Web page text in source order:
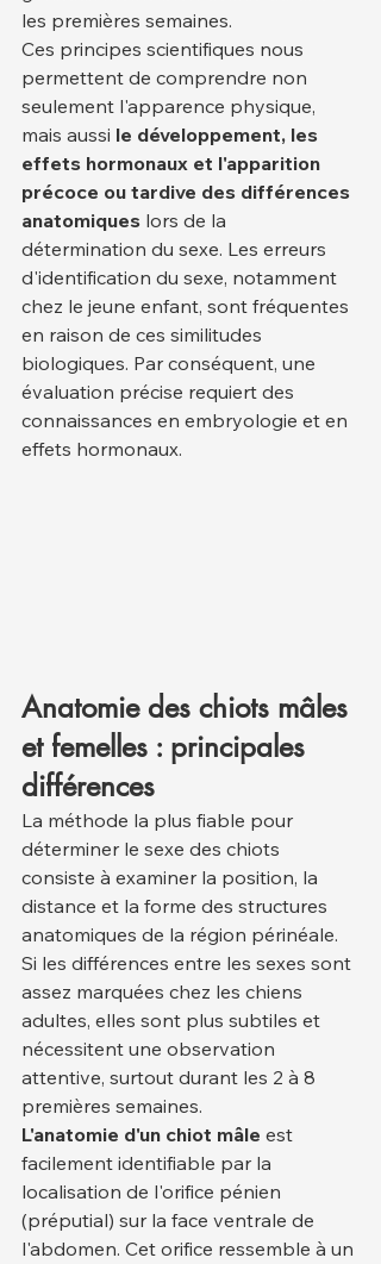
les premières semaines.
Ces principes scientifiques nous
permettent de comprendre non
seulement l'apparence physique,
mais aussi le développement, les
effets hormonaux et l'apparition
précoce ou tardive des différences
anatomiques lors de la
détermination du sexe. Les erreurs
d'identification du sexe, notamment
chez le jeune enfant, sont fréquentes
en raison de ces similitudes
biologiques. Par conséquent, une
évaluation précise requiert des
connaissances en embryologie et en
effets hormonaux.
Anatomie des chiots mâles
et femelles : principales
différences
La méthode la plus fiable pour
déterminer le sexe des chiots
consiste à examiner la position, la
distance et la forme des structures
anatomiques de la région périnéale.
Si les différences entre les sexes sont
assez marquées chez les chiens
adultes, elles sont plus subtiles et
nécessitent une observation
attentive, surtout durant les 2 à 8
premières semaines.
L'anatomie d'un chiot mâle est
facilement identifiable par la
localisation de l'orifice pénien
(préputial) sur la face ventrale de
l'abdomen. Cet orifice ressemble à un